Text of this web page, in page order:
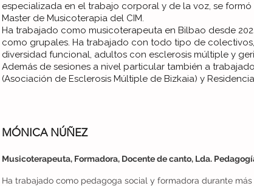
especializada en el trabajo corporal y de la voz, se
Master de Musicoterapia del CIM.
Ha trabajado como musicoterapeuta en Bilbao desde
como grupales. Ha trabajado con todo tipo de
diversidad funcional, adultos con esclerosis múltiple y
Además de sesiones a nivel particular también a
(Asociación de Esclerosis Múltiple de Bizkaia) y
MÓNICA NÚÑEZ
Musicoterapeuta, Formadora, Docente de canto, Lda.
Ha trabajado como pedagoga social y formadora durante